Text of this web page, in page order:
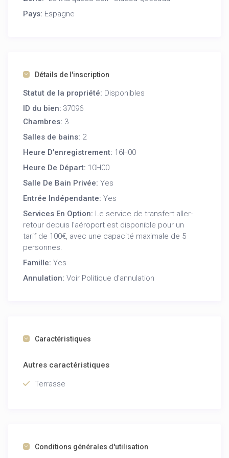
douche à l’italienne.
3 chambres climatisées dont une chambre
Solarium sur le toit avec une vue imprenable sur
Barbecue pour des soirées conviviales en
famille ou entre amis.
Climatisation dans toutes les chambres.
Wi-Fi gratuit.
Place de parking privée.
aquatiques, randonnées et marchés locaux.
Cette villa est le choix parfait pour des vacances
relaxantes et confortables sous le soleil espagnol et
non loin d’un golf. Réservez dès maintenant et
découvrez le meilleur de la Costa Blanca !
Pays: Espagne
Détails de l'inscription
Statut de la propriété: Disponibles
ID du bien: 37096
Chambres: 3
Salles de bains: 2
Heure D'enregistrement: 16H00
Heure De Départ: 10H00
Salle De Bain Privée: Yes
Entrée Indépendante: Yes
Services En Option: Le service de transfert aller-
retour depuis l’aéroport est disponible pour un
tarif de 100€, avec une capacité maximale de 5
personnes.
Famille: Yes
Annulation: Voir Politique d'annulation
Caractéristiques
Autres caractéristiques
Terrasse
Conditions générales d'utilisation